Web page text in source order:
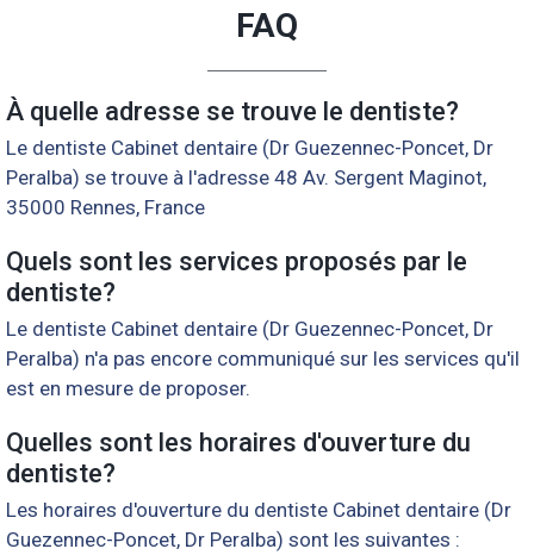
FAQ
À quelle adresse se trouve le dentiste?
Le dentiste Cabinet dentaire (Dr Guezennec-Poncet, Dr
Peralba) se trouve à l'adresse 48 Av. Sergent Maginot,
35000 Rennes, France
Quels sont les services proposés par le
dentiste?
Le dentiste Cabinet dentaire (Dr Guezennec-Poncet, Dr
Peralba) n'a pas encore communiqué sur les services qu'il
est en mesure de proposer.
Quelles sont les horaires d'ouverture du
dentiste?
Les horaires d'ouverture du dentiste Cabinet dentaire (Dr
Guezennec-Poncet, Dr Peralba) sont les suivantes :